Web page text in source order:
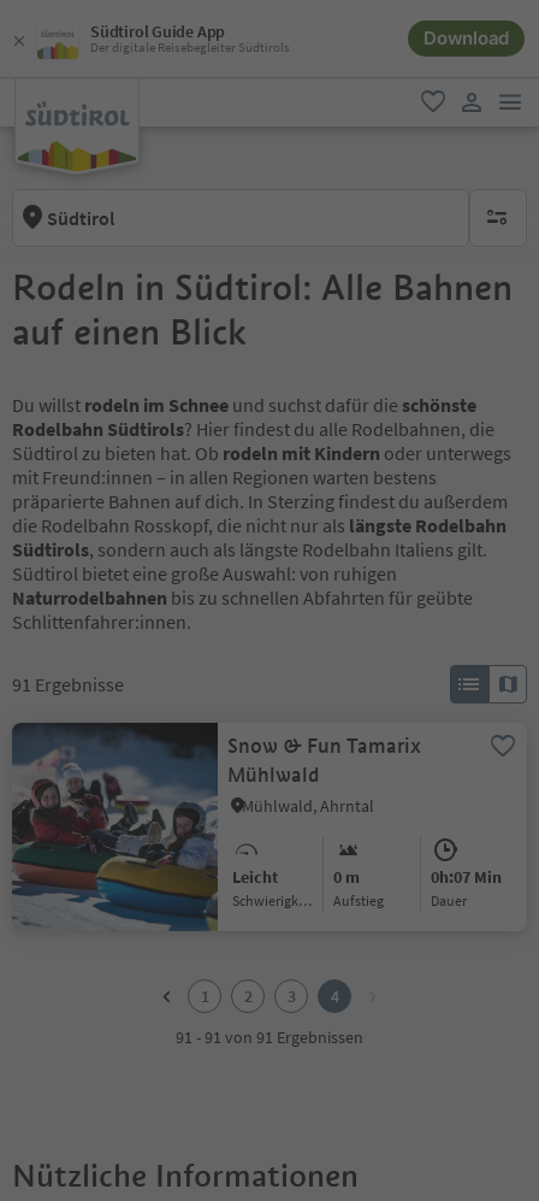
Südtirol Guide App
Der digitale Reisebegleiter Südtirols Download
favorit
Südtirol keine
Rodeln in Südtirol: Alle Bahnen
auf einen Blick
Du willst rodeln im Schnee und suchst dafür die schönste
Rodelbahn Südtirols? Hier findest du alle Rodelbahnen, die
Südtirol zu bieten hat. Ob rodeln mit Kindern oder unterwegs
mit Freund:innen – in allen Regionen warten bestens
präparierte Bahnen auf dich. In Sterzing findest du außerdem
die Rodelbahn Rosskopf, die nicht nur als längste Rodelbahn
Südtirols, sondern auch als längste Rodelbahn Italiens gilt.
Südtirol bietet eine große Auswahl: von ruhigen
Naturrodelbahnen bis zu schnellen Abfahrten für geübte
Schlittenfahrer:innen.
91 Ergebnisse
Snow & Fun Tamarix
Mühlwald
Mühlwald, Ahrntal
Leicht
Schwierigkeitsgrad
0 m
Aufstieg
0h:07 Min
Dauer
1 2 3
4
91 - 91 von 91 Ergebnissen
Nützliche Informationen